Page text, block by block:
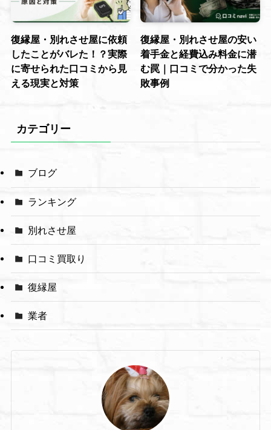
復縁屋・別れさせ屋に依頼
したことがバレた！？実際
に寄せられた口コミから見
える現実と対策
復縁屋・別れさせ屋の安い
着手金と経費込み料金に潜
む罠｜口コミで分かった失
敗事例
カテゴリー
ブログ
ランキング
別れさせ屋
口コミ買取り
復縁屋
業者